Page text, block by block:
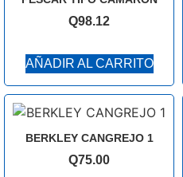
Q98.12
AÑADIR AL CARRITO
BERKLEY CANGREJO 1
Q75.00